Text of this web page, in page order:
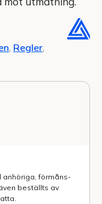
Regler
anhöriga, förmåns-
beställts av